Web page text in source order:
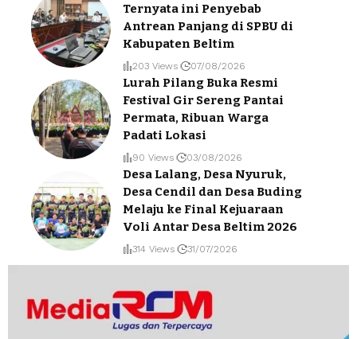
Ternyata ini Penyebab
Antrean Panjang di SPBU di
Kabupaten Beltim
203 Views 07/08/2026
Lurah Pilang Buka Resmi
Festival Gir Sereng Pantai
Permata, Ribuan Warga
Padati Lokasi
90 Views 03/08/2026
Desa Lalang, Desa Nyuruk,
Desa Cendil dan Desa Buding
Melaju ke Final Kejuaraan
Voli Antar Desa Beltim 2026
314 Views 31/07/2026